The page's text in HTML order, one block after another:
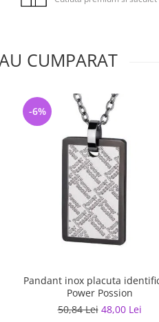
CUMPARAT
Pandant inox placuta
Power Possion
50,84 Lei 48,00 Lei
-6%